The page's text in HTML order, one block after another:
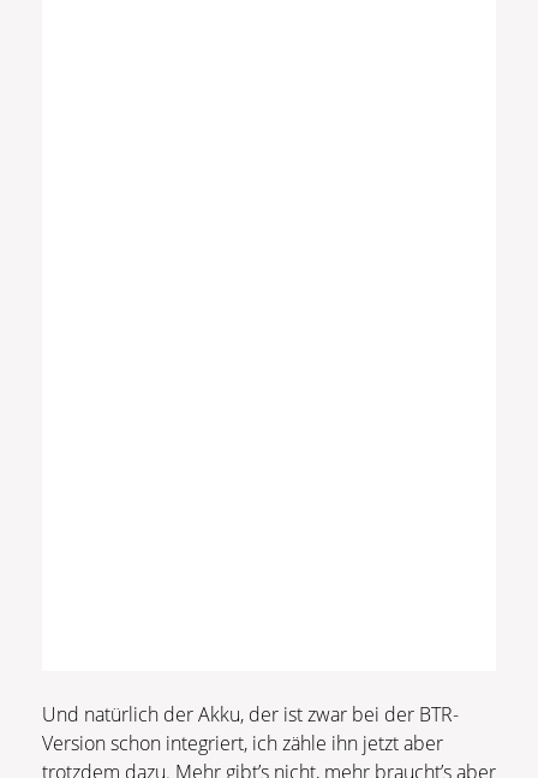
Und natürlich der Akku, der ist zwar bei der BTR-
Version schon integriert, ich zähle ihn jetzt aber
trotzdem dazu. Mehr gibt’s nicht, mehr braucht’s aber